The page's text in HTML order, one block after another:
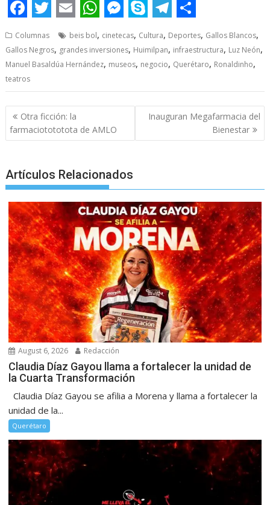
F
a
c
e
b
o
o
T
w
i
t
t
e
r
E
m
a
i
l
W
h
a
t
s
A
p
M
e
s
s
e
n
g
r
S
k
y
p
e
T
e
l
e
g
r
a
S
h
a
r
e
Columnas beis bol, cinetecas, Cultura, Deportes, Gallos Blancos,
Gallos Negros, grandes inversiones, Huimilpan, infraestructura, Luz Neón,
Manuel Basaldúa Hernández, museos, negocio, Querétaro, Ronaldinho,
teatros
Post
navigation
Otra ficción: la
farmaciotototota de AMLO
Inauguran Megafarmacia del
Bienestar
Artículos Relacionados
August 6, 2026 Redacción
Claudia Díaz Gayou llama a fortalecer la unidad de
la Cuarta Transformación
Claudia Díaz Gayou se afilia a Morena y llama a fortalecer la
unidad de la...
Querétaro